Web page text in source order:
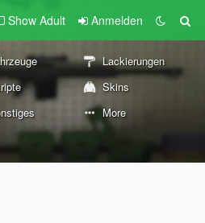
Show Adult Anmelden
Lackierungen
Skins
More